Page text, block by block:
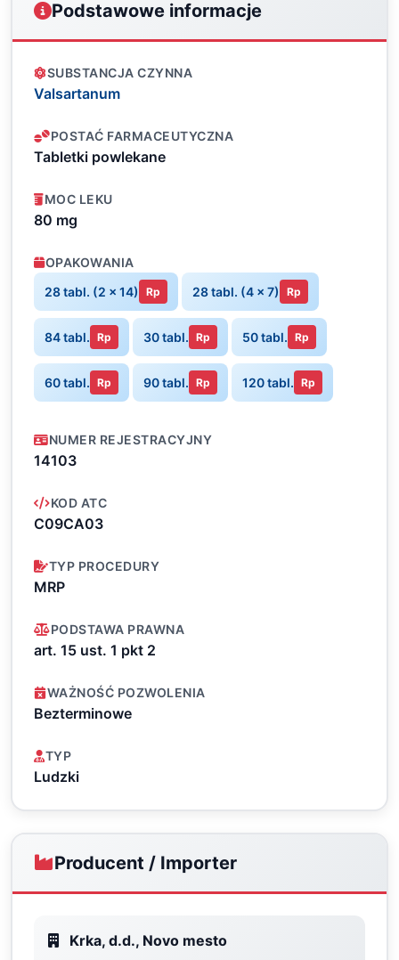
Podstawowe informacje
SUBSTANCJA CZYNNA
Valsartanum
POSTAĆ FARMACEUTYCZNA
Tabletki powlekane
MOC LEKU
80 mg
OPAKOWANIA
28 tabl. (2 x 14)
Rp 28 tabl. (4 x 7) Rp
84 tabl. Rp 30 tabl. Rp 50 tabl. Rp
60 tabl. Rp 90 tabl. Rp 120 tabl. Rp
NUMER REJESTRACYJNY
14103
KOD ATC
C09CA03
TYP PROCEDURY
MRP
PODSTAWA PRAWNA
art. 15 ust. 1 pkt 2
WAŻNOŚĆ POZWOLENIA
Bezterminowe
TYP
Ludzki
Producent / Importer
Krka, d.d., Novo mesto